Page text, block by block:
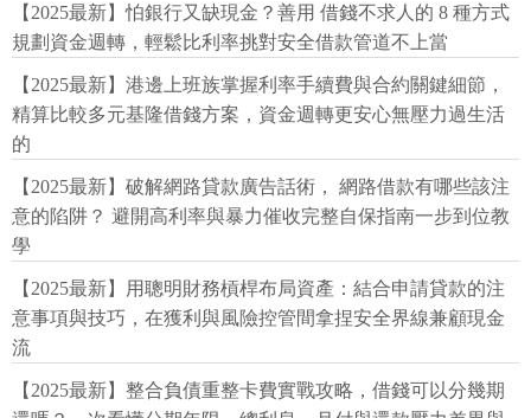
【2025最新】怕銀行又缺現金？善用 借錢不求人的 8 種方式
規劃資金週轉，輕鬆比利率挑對安全借款管道不上當
【2025最新】港邊上班族掌握利率手續費與合約關鍵細節，
精算比較多元基隆借錢方案，資金週轉更安心無壓力過生活
的
【2025最新】破解網路貸款廣告話術， 網路借款有哪些該注
意的陷阱？ 避開高利率與暴力催收完整自保指南一步到位教
學
【2025最新】用聰明財務槓桿布局資產：結合申請貸款的注
意事項與技巧，在獲利與風險控管間拿捏安全界線兼顧現金
流
【2025最新】整合負債重整卡費實戰攻略，借錢可以分幾期